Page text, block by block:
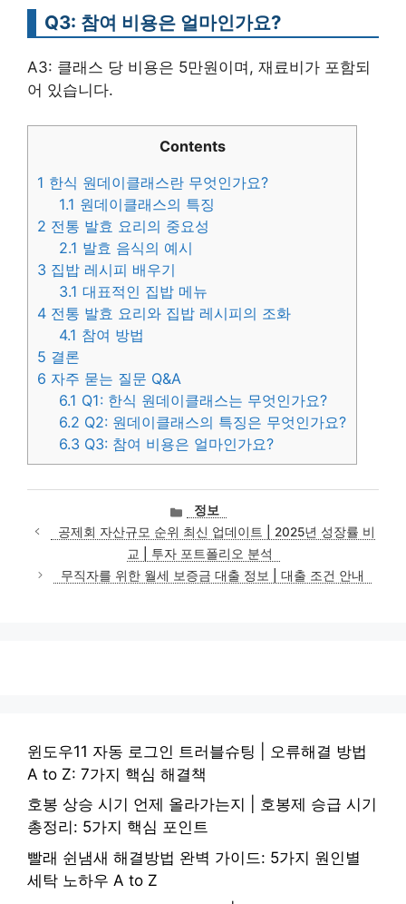
Q3: 참여 비용은 얼마인가요?
A3: 클래스 당 비용은 5만원이며, 재료비가 포함되
어 있습니다.
Contents
1 한식 원데이클래스란 무엇인가요?
1.1 원데이클래스의 특징
2 전통 발효 요리의 중요성
2.1 발효 음식의 예시
3 집밥 레시피 배우기
3.1 대표적인 집밥 메뉴
4 전통 발효 요리와 집밥 레시피의 조화
4.1 참여 방법
5 결론
6 자주 묻는 질문 Q&A
6.1 Q1: 한식 원데이클래스는 무엇인가요?
6.2 Q2: 원데이클래스의 특징은 무엇인가요?
6.3 Q3: 참여 비용은 얼마인가요?
카
테
고
리
정보
공제회 자산규모 순위 최신 업데이트 | 2025년 성장률 비
교 | 투자 포트폴리오 분석
무직자를 위한 월세 보증금 대출 정보 | 대출 조건 안내
윈도우11 자동 로그인 트러블슈팅 | 오류해결 방법
A to Z: 7가지 핵심 해결책
호봉 상승 시기 언제 올라가는지 | 호봉제 승급 시기
총정리: 5가지 핵심 포인트
빨래 쉰냄새 해결방법 완벽 가이드: 5가지 원인별
세탁 노하우 A to Z